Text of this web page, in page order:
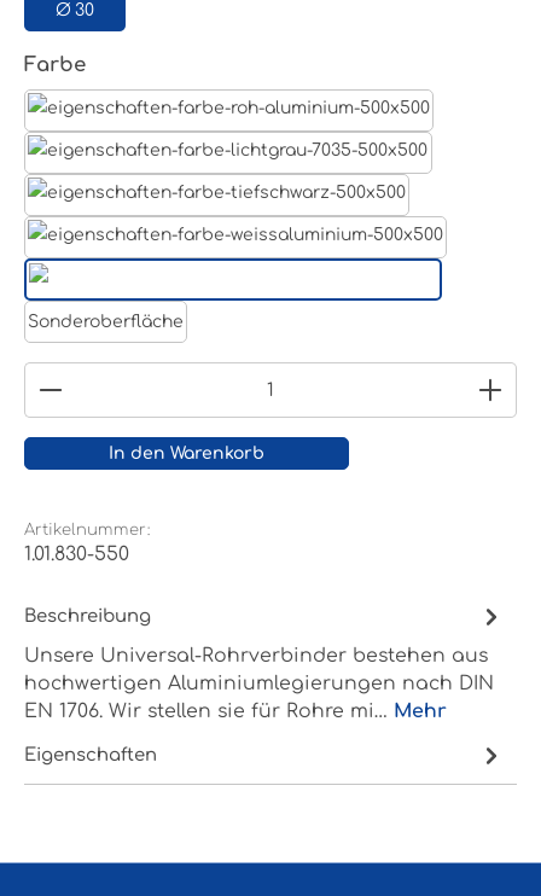
Ø 30
Farbeauswählen
Weißaluminium- RAL 9006
Sonderoberfläche
Produkt Anzahl: Gib den gewünschten Wert
In den Warenkorb
Artikelnummer:
1.01.830-550
Beschreibung
Unsere Universal-Rohrverbinder bestehen aus
hochwertigen Aluminiumlegierungen nach DIN
EN 1706. Wir stellen sie für Rohre mi… Mehr
Eigenschaften